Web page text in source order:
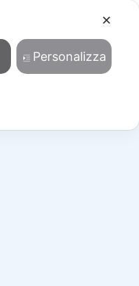
Accedi/Registrati
✕
Personalizza